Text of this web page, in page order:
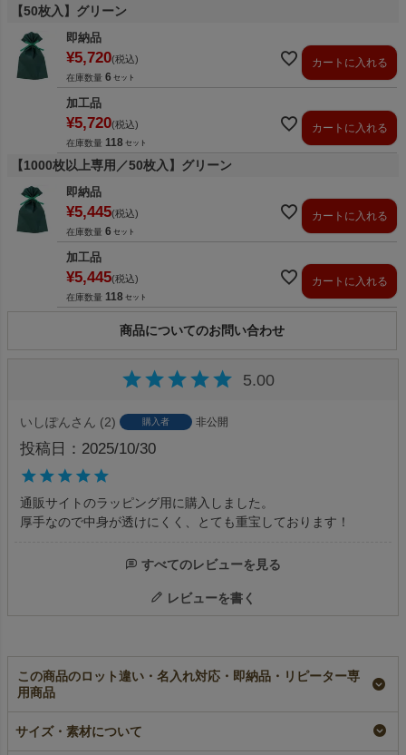
【50枚入】グリーン
即納品
¥5,720 税込
在庫数量 6
カートに入れる
加工品
¥5,720 税込
在庫数量 118
カートに入れる
【1000枚以上専用／50枚入】グリーン
即納品
¥5,445 税込
在庫数量 6
カートに入れる
加工品
¥5,445 税込
在庫数量 118
カートに入れる
商品についてのお問い合わせ
5.00
いしぽん 2 購入者 非公開
投稿日 2025/10/30
通販サイトのラッピング用に購入しました。
厚手なので中身が透けにくく、とても重宝しております！
すべてのレビューを見る
レビューを書く
この商品のロット違い・名入れ対応・即納品・リピーター専
用商品
【小ロット】ソフトバ
ッグ リボン巾着
【名入れリピーター専
【名入れ対応】ソフト
バッグ リボン巾着
サイズ・素材について